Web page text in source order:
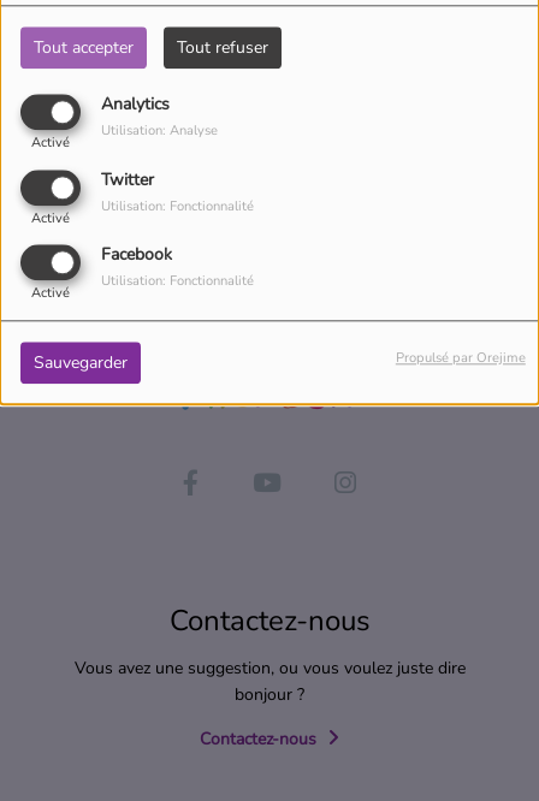
Tout accepter Tout refuser
Analytics
Activé
Utilisation: Analyse
Twitter
Activé
Utilisation: Fonctionnalité
Facebook
Activé
Utilisation: Fonctionnalité
Sauvegarder Propulsé par Orejime
Partez à la découverte des animaux avec Guillaume qui vous fait
découvrir les différents animaux qui peuplent notre planète dans
l’Abécédaire des animaux.
Contactez-nous
Vous avez une suggestion, ou vous voulez juste dire
bonjour ?
Contactez-nous